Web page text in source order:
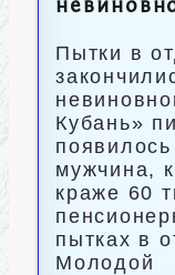
Пытки в
Кубань»
мужчина,
краже 60
пытках в
Молодой